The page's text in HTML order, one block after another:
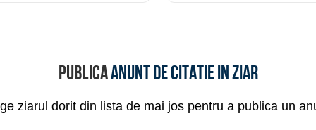
Publicaanunt de citatie in ziar
ziarul dorit din lista de mai jos pentru a publica un